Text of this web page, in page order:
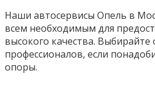
Наши автосервисы Опель в
всем необходимым для
высокого качества.
профессионалов, если
опоры.